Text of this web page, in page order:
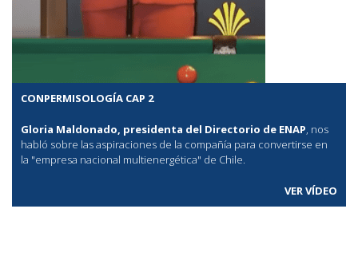
CONPERMISOLOGÍA CAP 2
Gloria Maldonado, presidenta del Directorio de ENAP , nos
habló sobre las aspiraciones de la compañía para convertirse en
la "empresa nacional multienergética" de Chile.
VER VÍDEO